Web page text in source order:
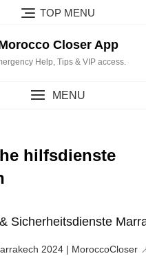
TOP MENU
Closer App
Help, Tips & VIP access.
MENU
hilfsdienste
Sicherheitsdienste
2024 | MoroccoCloser